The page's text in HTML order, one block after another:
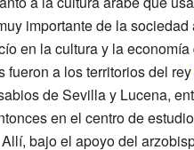
importante de la
en la cultura y la
fueron a los territorios del rey
de Sevilla y Lucena,
en el centro de
bajo el apoyo del